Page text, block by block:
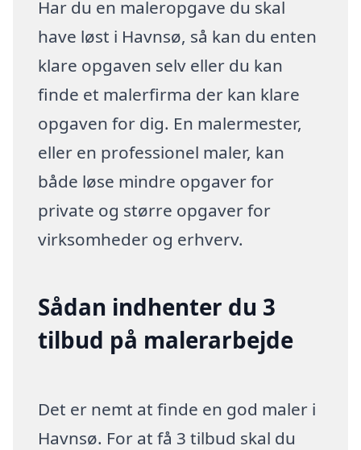
Har du en maleropgave du skal
have løst i Havnsø, så kan du enten
klare opgaven selv eller du kan
finde et malerfirma der kan klare
opgaven for dig. En malermester,
eller en professionel maler, kan
både løse mindre opgaver for
private og større opgaver for
virksomheder og erhverv.
Sådan indhenter du 3
tilbud på malerarbejde
Det er nemt at finde en god maler i
Havnsø. For at få 3 tilbud skal du